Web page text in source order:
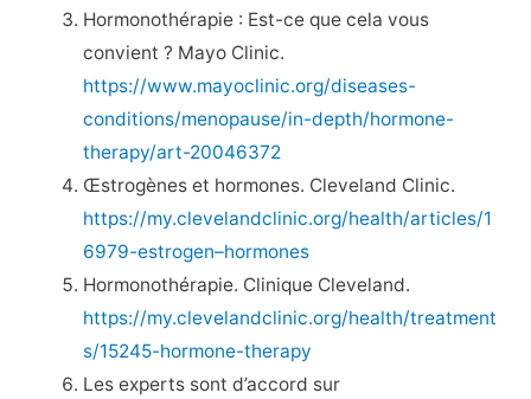
Hormonothérapie : Est-ce que cela vous
convient ? Mayo Clinic.
https://www.mayoclinic.org/diseases-
conditions/menopause/in-depth/hormone-
therapy/art-20046372
Œstrogènes et hormones. Cleveland Clinic.
https://my.clevelandclinic.org/health/articles/1
6979-estrogen–hormones
Hormonothérapie. Clinique Cleveland.
https://my.clevelandclinic.org/health/treatment
s/15245-hormone-therapy
Les experts sont d’accord sur